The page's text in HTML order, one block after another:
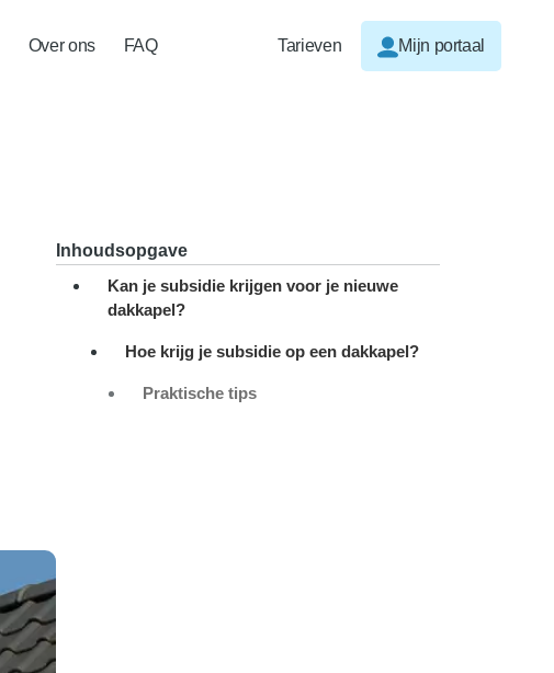
Over ons FAQ Tarieven Mijn portaal
Inhoudsopgave
Kan je subsidie krijgen voor je nieuwe
dakkapel?
Hoe krijg je subsidie op een dakkapel?
Praktische tips